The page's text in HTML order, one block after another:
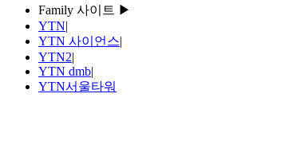
Family 사이트 ▶
YTN|
YTN 사이언스|
YTN2|
YTN dmb|
YTN서울타워